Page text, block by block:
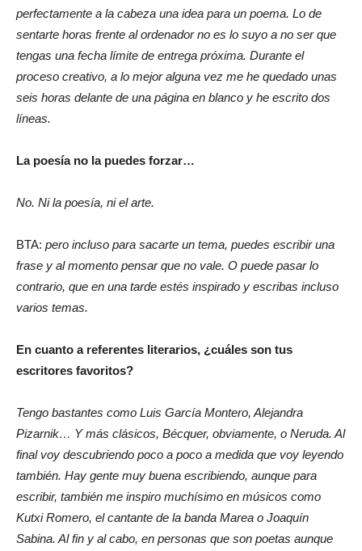
perfectamente a la cabeza una idea para un poema. Lo de
sentarte horas frente al ordenador no es lo suyo a no ser que
tengas una fecha límite de entrega próxima. Durante el
proceso creativo, a lo mejor alguna vez me he quedado unas
seis horas delante de una página en blanco y he escrito dos
líneas.
La poesía no la puedes forzar…
No. Ni la poesía, ni el arte.
BTA: pero incluso para sacarte un tema, puedes escribir una
frase y al momento pensar que no vale. O puede pasar lo
contrario, que en una tarde estés inspirado y escribas incluso
varios temas.
En cuanto a referentes literarios, ¿cuáles son tus
escritores favoritos?
Tengo bastantes como Luis García Montero, Alejandra
Pizarnik… Y más clásicos, Bécquer, obviamente, o Neruda. Al
final voy descubriendo poco a poco a medida que voy leyendo
también. Hay gente muy buena escribiendo, aunque para
escribir, también me inspiro muchísimo en músicos como
Kutxi Romero, el cantante de la banda Marea o Joaquín
Sabina. Al fin y al cabo, en personas que son poetas aunque